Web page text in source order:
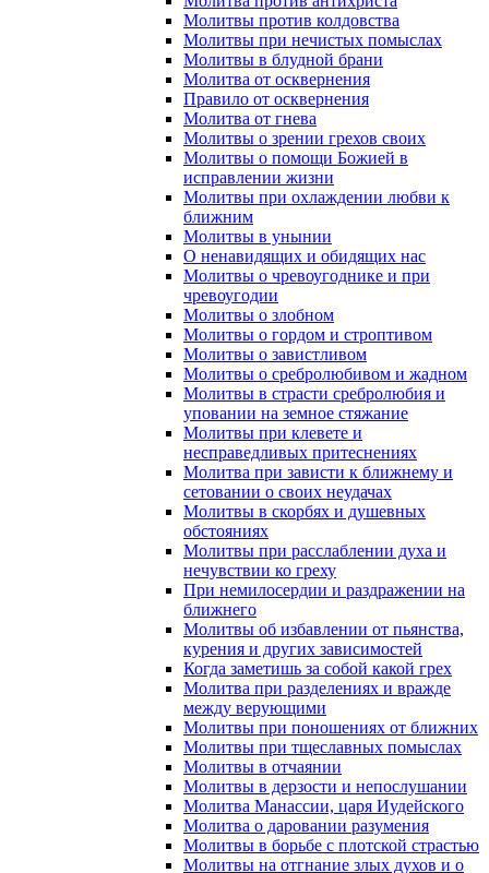
Молитвы против колдовства
Молитвы при нечистых помыслах
Молитвы в блудной брани
Молитва от осквернения
Правило от осквернения
Молитва от гнева
Молитвы о зрении грехов своих
Молитвы о помощи Божией в
исправлении жизни
Молитвы при охлаждении любви к
ближним
Молитвы в унынии
О ненавидящих и обидящих нас
Молитвы о чревоугоднике и при
чревоугодии
Молитвы о злобном
Молитвы о гордом и строптивом
Молитвы о завистливом
Молитвы о сребролюбивом и жадном
Молитвы в страсти сребролюбия и
уповании на земное стяжание
Молитвы при клевете и
несправедливых притеснениях
Молитва при зависти к ближнему и
сетовании о своих неудачах
Молитвы в скорбях и душевных
обстояниях
Молитвы при расслаблении духа и
нечувствии ко греху
При немилосердии и раздражении на
ближнего
Молитвы об избавлении от пьянства,
курения и других зависимостей
Когда заметишь за собой какой грех
Молитва при разделениях и вражде
между верующими
Молитвы при поношениях от ближних
Молитвы при тщеславных помыслах
Молитвы в отчаянии
Молитвы в дерзости и непослушании
Молитва Манассии, царя Иудейского
Молитва о даровании разумения
Молитвы в борьбе с плотской страстью
Молитвы на отгнание злых духов и о